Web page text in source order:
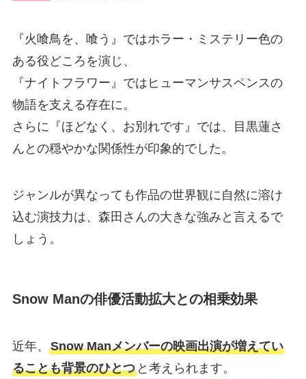
『火喰鳥を、喰う』ではホラー・ミステリー色の
ある役どころを演じ、
『ナイトフラワー』ではヒューマンサスペンスの
物語を支える存在に。
さらに『ほどなく、お別れです』では、目黒蓮さ
んとの穏やかな関係性が印象的でした。
ジャンルが異なっても作品の世界観に自然に溶け
込む演技力は、森田さんの大きな強みと言えるで
しょう。
Snow Manの俳優活動拡大との相乗効果
近年、 Snow Manメンバーの映画出演が増えてい
ることも背景のひとつと考えられます。